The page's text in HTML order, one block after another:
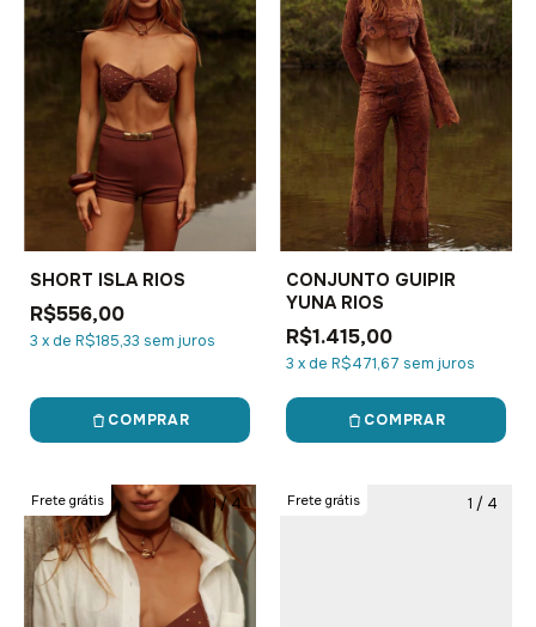
SHORT ISLA RIOS
R$556,00
3 xde R$185,33 sem juros
COMPRAR
CONJUNTO GUIPIR
YUNA RIOS
R$1.415,00
3 xde R$471,67 sem juros
COMPRAR
1/4
Frete grátis 1 / 4
Frete grátis